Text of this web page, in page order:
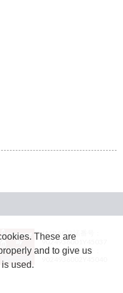
JASRAC許諾番号：
9024936001Y45037
JASRAC許諾番号：
These are
and to give us
used.